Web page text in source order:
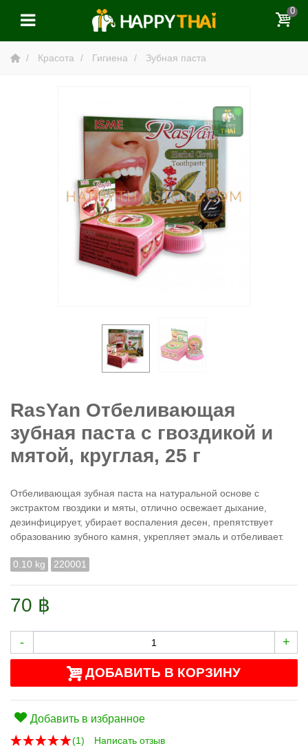
0
Красота Гигиена Зубная паста
RasYan Отбеливающая
зубная паста c гвоздикой и
мятой, круглая, 25 г
Отбеливающая зубная паста на натуральной основе с
экстрактом гвоздики и мяты, отлично освежает дыхание,
дезинфицирует, убирает воспаления десен, препятствует
образованию зубного камня, укрепляет эмаль и отбеливает.
0.10 kg 220001
70 ฿
- +
ДОБАВИТЬ В КОРЗИНУ
Добавить в избранное
(1) Написать отзыв